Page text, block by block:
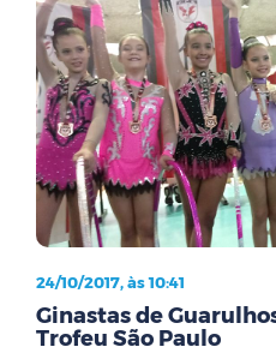
24/10/2017, às 10:41
Ginastas de
Trofeu São Paulo